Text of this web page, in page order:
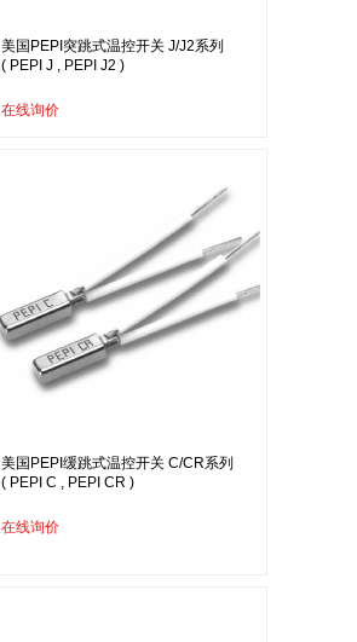
美国PEPI突跳式温控开关 J/J2系列
( PEPI J , PEPI J2 )
在线询价
美国PEPI缓跳式温控开关 C/CR系列
( PEPI C , PEPI CR )
在线询价